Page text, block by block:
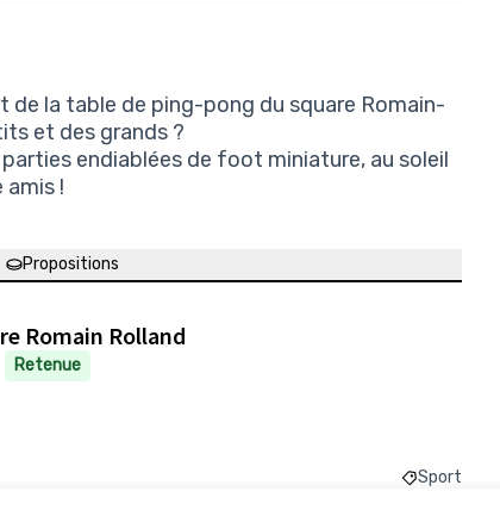
la table de ping-pong du square Romain-
et des grands ?
endiablées de foot miniature, au soleil
amis !
Propositions
Romain Rolland
Retenue
Filtrer les
Sport